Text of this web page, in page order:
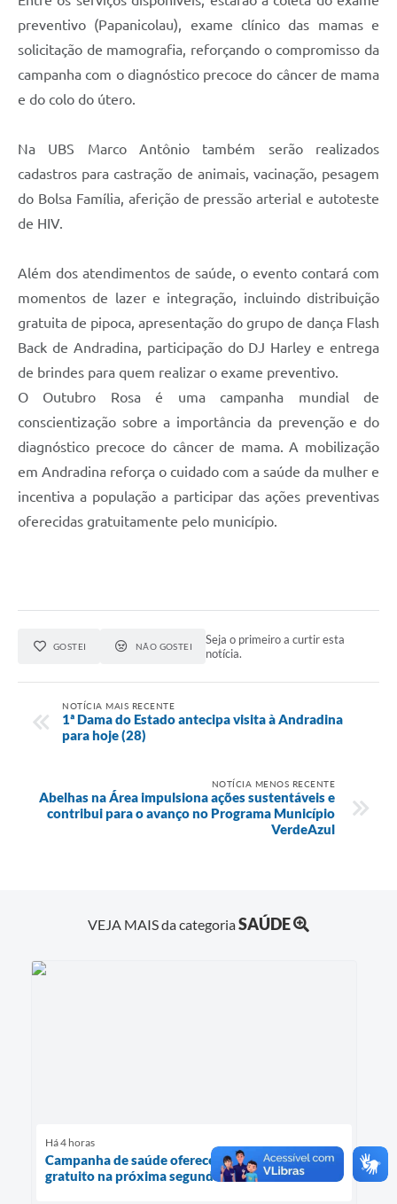
preventivo (Papanicolau), exame clínico das mamas e
solicitação de mamografia, reforçando o compromisso da
campanha com o diagnóstico precoce do câncer de mama
e do colo do útero.
Na UBS Marco Antônio também serão realizados
cadastros para castração de animais, vacinação, pesagem
do Bolsa Família, aferição de pressão arterial e autoteste
de HIV.
Além dos atendimentos de saúde, o evento contará com
momentos de lazer e integração, incluindo distribuição
gratuita de pipoca, apresentação do grupo de dança Flash
Back de Andradina, participação do DJ Harley e entrega
de brindes para quem realizar o exame preventivo.
O Outubro Rosa é uma campanha mundial de
conscientização sobre a importância da prevenção e do
diagnóstico precoce do câncer de mama. A mobilização
em Andradina reforça o cuidado com a saúde da mulher e
incentiva a população a participar das ações preventivas
oferecidas gratuitamente pelo município.
GOSTEI NÃO GOSTEI
Seja o primeiro a curtir esta
notícia.
NOTÍCIA MAIS RECENTE
1ª Dama do Estado antecipa visita à Andradina
para hoje (28)
NOTÍCIA MENOS RECENTE
Abelhas na Área impulsiona ações sustentáveis e
contribui para o avanço no Programa Município
VerdeAzul
VEJA MAIS da categoriaSAÚDE
Há 4 horas
Campanha de saúde oferece exame preventivo
gratuito na próxima segunda